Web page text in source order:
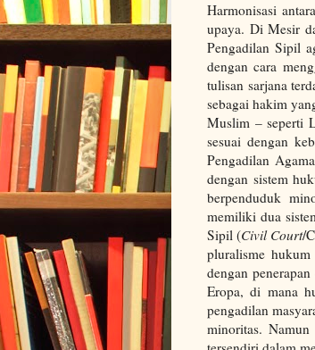
Harmonisasi
upaya. Di Mesir
Pengadilan Sipil
dengan cara
tulisan sarjana
sebagai hakim
Muslim – seperti
sesuai dengan
Pengadilan
dengan sistem
berpenduduk
memiliki dua
Sipil (Civil Court/
pluralisme
dengan
Eropa, di mana
pengadilan
minoritas. Namun